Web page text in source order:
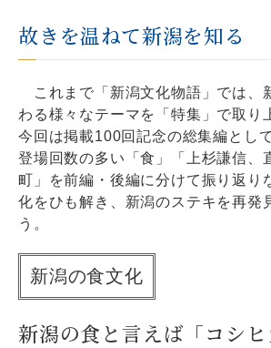
故きを温ねて新潟を知る
これまで「新潟文化物語」では、
わる様々なテーマを「特集」で取り
今回は掲載100回記念の総集編とし
登場回数の多い「食」「上杉謙信、
町」を前編・後編に分けて振り返り
化をひも解き、新潟のステキを再発
う。
新潟の食文化
新潟の食と言えば「コシ